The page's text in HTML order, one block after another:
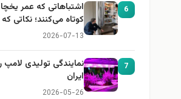
6
اشتباهاتی که عمر
کوتاه می‌کنند؛ نکاتی که
2026-07-13
7
نمایندگی تولیدی لامپ
ایران
2026-05-26